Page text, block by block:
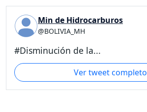
Min de Hidrocarburos
@BOLIVIA_MH
#Disminución de la...
Ver tweet completo